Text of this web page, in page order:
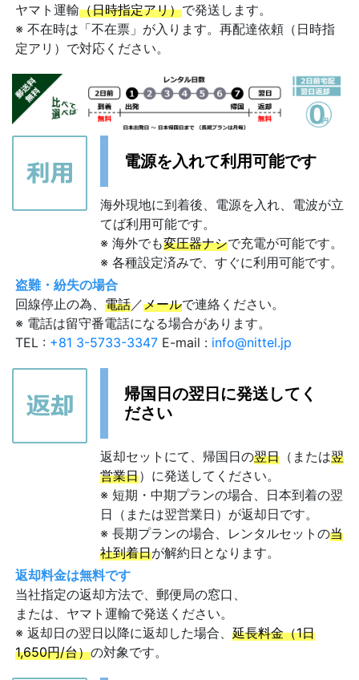
ヤマト運輸（日時指定アリ）で発送します。
※ 不在時は「不在票」が入ります。再配達依頼（日時指
定アリ）で対応ください。
電源を入れて利用可能です
海外現地に到着後、電源を入れ、電波が立
てば利用可能です。
※ 海外でも変圧器ナシで充電が可能です。
※ 各種設定済みで、すぐに利用可能です。
盗難・紛失の場合
回線停止の為、 電話／メールで連絡ください。
※ 電話は留守番電話になる場合があります。
TEL : +81 3-5733-3347 E-mail : info@nittel.jp
帰国日の翌日に発送してく
ださい
返却セットにて、帰国日の翌日 （または翌
営業日）に発送してください。
※ 短期・中期プランの場合、日本到着の翌
日（または翌営業日）が返却日です。
※ 長期プランの場合、レンタルセットの当
社到着日が解約日となります。
返却料金は無料です
当社指定の返却方法で、郵便局の窓口、
または、ヤマト運輸で発送ください。
※ 返却日の翌日以降に返却した場合、 延長料金（1日
1,650円/台）の対象です。